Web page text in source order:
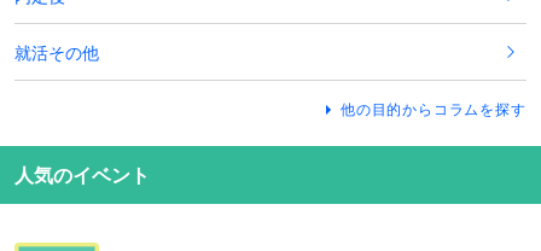
就活その他
他の目的からコラムを探す
人気のイベント